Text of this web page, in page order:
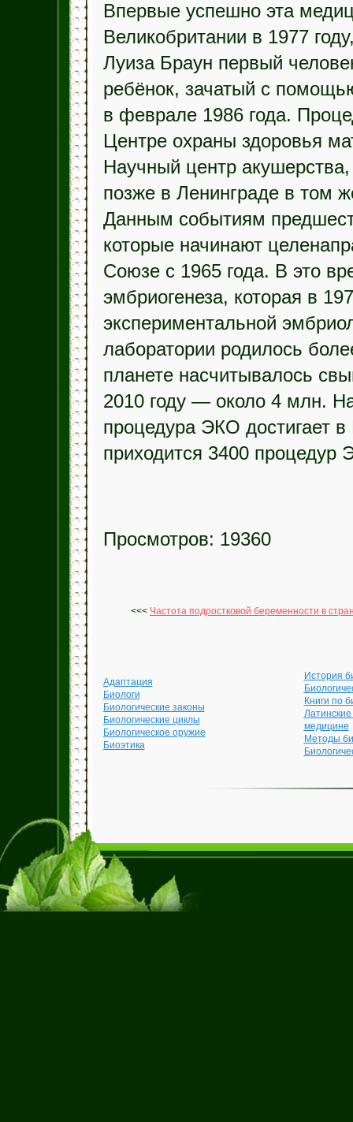
Впервые успешно эта
Великобритании в 1977
Луиза Браун первый
ребёнок, зачатый с
в феврале 1986 года.
Центре охраны здоровья
Научный центр акушерства,
позже в Ленинграде в том
Данным событиям
которые начинают
Союзе с 1965 года. В это
эмбриогенеза, которая в
экспериментальной
лаборатории родилось
планете насчитывалось
2010 году — около 4 млн.
процедура ЭКО достигает
приходится 3400 процедур
Просмотров: 19360
<<< Частота подростковой беременности в
Адаптация
Биологи
Биологические законы
Биологические циклы
Биологическое оружие
Биоэтика
История
Книги по
медицине
Методы